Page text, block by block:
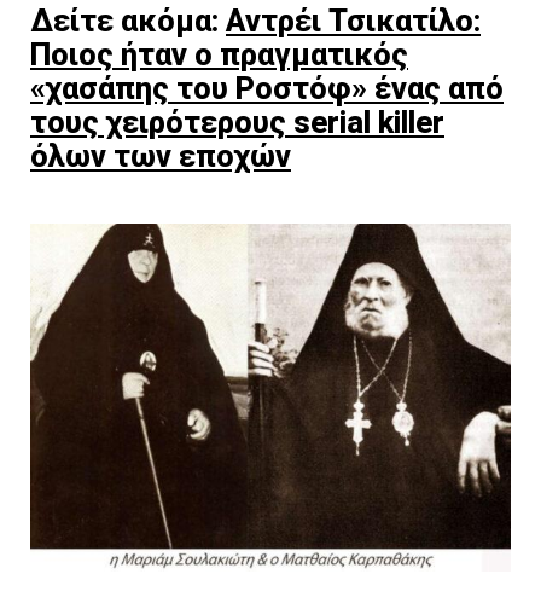
Δείτε ακόμα: Αντρέι Τσικατίλο:
Ποιος ήταν ο πραγματικός
«χασάπης του Ροστόφ» ένας από
τους χειρότερους serial killer
όλων των εποχών